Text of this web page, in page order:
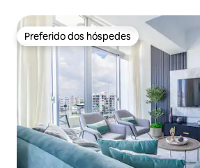
Preferido dos hóspedes
Preferido dos hóspedes